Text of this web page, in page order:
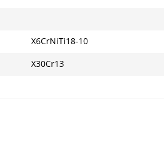
X6CrNiTi18-10
X30Cr13